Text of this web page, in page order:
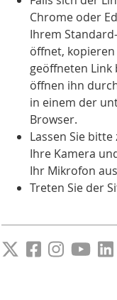
Chrome oder
Ihrem
öffnet, kopieren
geöffneten Link
öffnen ihn
in einem der
Browser.
Lassen Sie
Ihre Kamera
Ihr Mikrofon
Treten Sie der